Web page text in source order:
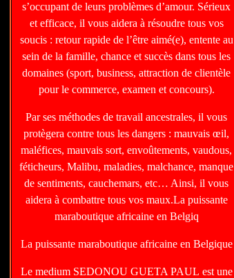
s’occupant de leurs problèmes d’amour. Sérieux
et efficace, il vous aidera à résoudre tous vos
soucis : retour rapide de l’être aimé(e), entente au
sein de la famille, chance et succès dans tous les
domaines (sport, business, attraction de clientèle
pour le commerce, examen et concours).
Par ses méthodes de travail ancestrales, il vous
protègera contre tous les dangers : mauvais œil,
maléfices, mauvais sort, envoûtements, vaudous,
féticheurs, Malibu, maladies, malchance, manque
de sentiments, cauchemars, etc… Ainsi, il vous
aidera à combattre tous vos maux.La puissante
maraboutique africaine en Belgiq
La puissante maraboutique africaine en Belgique
Le medium SEDONOU GUETA PAUL est une